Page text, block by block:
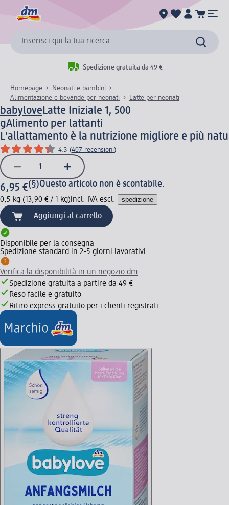
Inserisci qui la tua ricerca
Spedizione gratuita da 49 €
Homepage
Neonati e bambini
Alimentazione e bevande per neonati
Latte per neonati
babylove Latte Iniziale 1, 500
gAlimento per lattanti
L'allattamento è la nutrizione migliore e più
4.3 (407 recensioni)
6,95 €(§)Questo articolo non è scontabile.
0,5 kg (13,90 € / 1 kg)incl. IVA escl. spedizione
Aggiungi al carrello
Disponibile per la consegna
Spedizione standard in 2-5 giorni lavorativi
Verifica la disponibilità in un negozio dm
Spedizione gratuita a partire da 49 €
Reso facile e gratuito
Ritiro express gratuito per i clienti registrati